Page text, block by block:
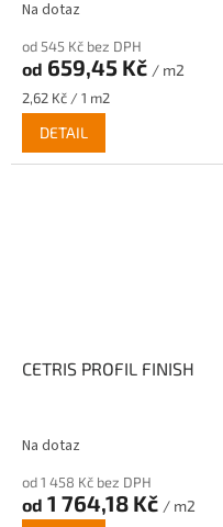
Na dotaz
od 545 Kč bez DPH
od 659,45 Kč / m2
Měrná
cena:
2,62 Kč / 1 m2
DETAIL
CETRIS PROFIL FINISH
Na dotaz
od 1 458 Kč bez DPH
od 1 764,18 Kč / m2